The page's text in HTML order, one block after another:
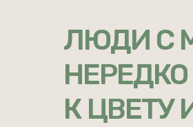
ЛЮДИ С
К ЦВЕТУ